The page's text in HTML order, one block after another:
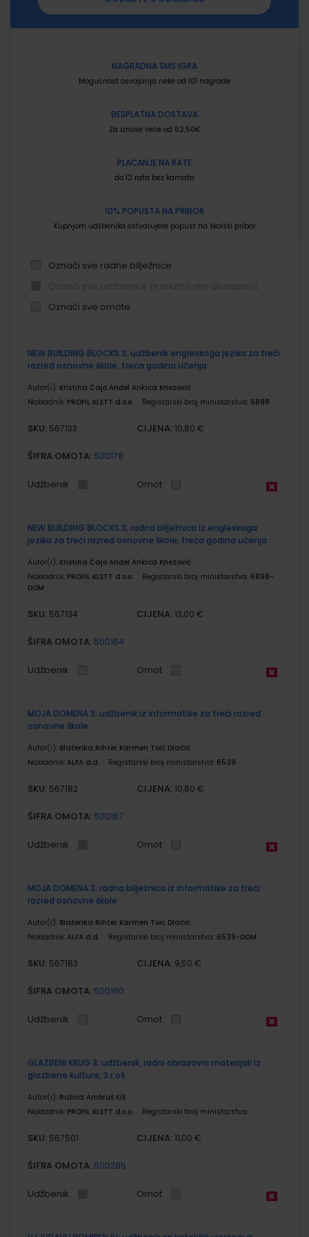
NAGRADNA SMS IGRA
Mogućnost osvajanja neke od 101 nagrade
BESPLATNA DOSTAVA
Za iznose veće od 62,50€
PLAĆANJE NA RATE
do 12 rata bez kamata
10% POPUSTA NA PRIBOR
Kupnjom udžbenika ostvarujete popust na školski pribor
Označi sve radne bilježnice
Označi sve omote
proizvodi
NEW BUILDING BLOCKS 3; udžbenik engleskoga jezika za treći
razred osnovne škole, treća godina učenja
Autor(i): Kristina Čajo Anđel Ankica Knezović
Nakladnik: PROFIL KLETT d.o.o. Registarski broj ministarstva: 6898
SKU: 567133 CIJENA: 10,80 €
ŠIFRA OMOTA: 500178
Udžbenik Omot
NEW BUILDING BLOCKS 3; radna bilježnica iz engleskoga
jezika za treći razred osnovne škole, treća godina učenja
Autor(i): Kristina Čajo Anđel Ankica Knezović
Nakladnik: PROFIL KLETT d.o.o. Registarski broj ministarstva: 6898-
DOM
SKU: 567134 CIJENA: 13,00 €
ŠIFRA OMOTA: 500164
Udžbenik Omot
MOJA DOMENA 3; udžbenik iz informatike za treći razred
osnovne škole
Autor(i): Blaženka Rihter Karmen Toić Dlačić
Nakladnik: ALFA d.d. Registarski broj ministarstva: 6539
SKU: 567182 CIJENA: 10,80 €
ŠIFRA OMOTA: 500167
Udžbenik Omot
MOJA DOMENA 3; radna bilježnica iz informatike za treći
razred osnovne škole
Autor(i): Blaženka Rihter Karmen Toić Dlačić
Nakladnik: ALFA d.d. Registarski broj ministarstva: 6539-DOM
SKU: 567183 CIJENA: 9,50 €
ŠIFRA OMOTA: 500160
Udžbenik Omot
GLAZBENI KRUG 3; udžbenik, radni obrazovni materijali iz
glazbene kulture, 3.r.oš
Autor(i): Ružica Ambruš Kiš
Nakladnik: PROFIL KLETT d.o.o. Registarski broj ministarstva:
SKU: 567501 CIJENA: 11,00 €
ŠIFRA OMOTA: 500285
Udžbenik Omot